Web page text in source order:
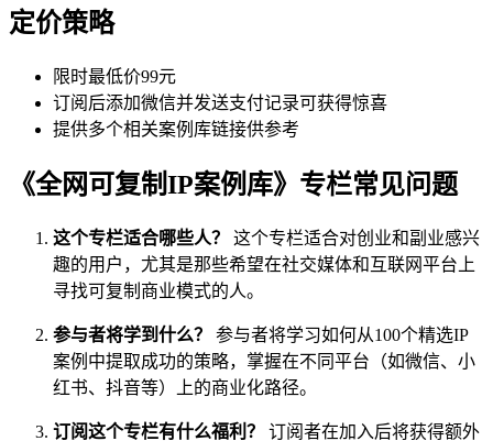
定价策略
限时最低价99元
订阅后添加微信并发送支付记录可获得惊喜
提供多个相关案例库链接供参考
《全网可复制IP案例库》专栏常见问题
这个专栏适合哪些人？
这个专栏适合对创业和副业感兴
趣的用户，尤其是那些希望在社交媒体和互联网平台上
寻找可复制商业模式的人。
参与者将学到什么？
参与者将学习如何从100个精选IP
案例中提取成功的策略，掌握在不同平台（如微信、小
红书、抖音等）上的商业化路径。
订阅这个专栏有什么福利？ 订阅者在加入后将获得额外